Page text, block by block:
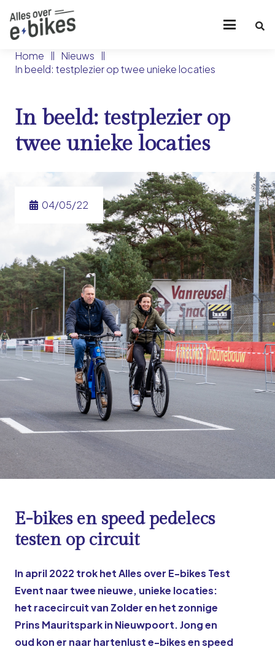
Home
Nieuws
In beeld: testplezier op twee unieke locaties
In beeld: testplezier op
twee unieke locaties
04/05/22
E-bikes en speed pedelecs
testen op circuit
In april 2022 trok het Alles over E-bikes Test
Event naar twee nieuwe, unieke locaties:
het racecircuit van Zolder en het zonnige
Prins Mauritspark in Nieuwpoort. Jong en
oud kon er naar hartenlust e-bikes en speed